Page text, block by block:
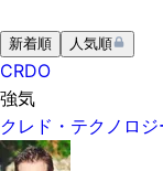
新着順 人気順
CRDO
強気
クレド・テクノロ